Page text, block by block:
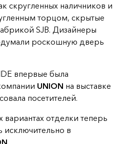
скругленных наличников и
торцом, скрытые
SJB. Дизайнеры
роскошную дверь
впервые была
UNION на выставке
посетителей.
отделки теперь
исключительно в
.